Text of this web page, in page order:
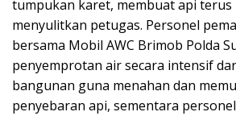
tumpukan karet, membuat api terus
menyulitkan petugas. Personel
bersama Mobil AWC Brimob Polda
penyemprotan air secara intensif
bangunan guna menahan dan
penyebaran api, sementara